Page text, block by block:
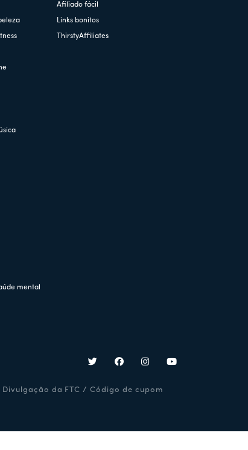
mental
Afiliado fácil
Links bonitos
ThirstyAffiliates
Divulgação da FTC / Código de cupom